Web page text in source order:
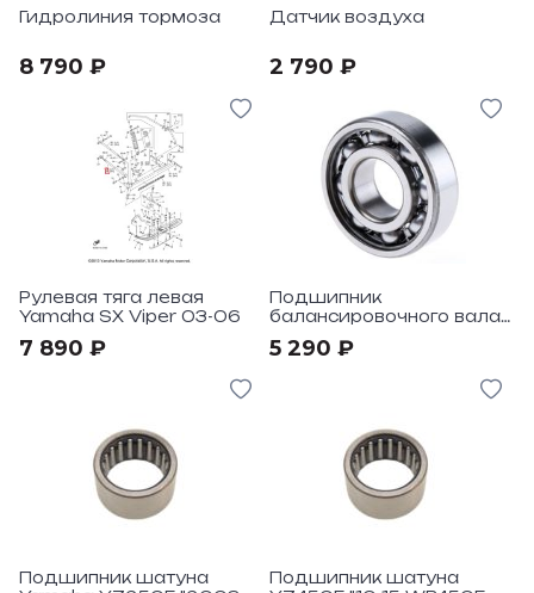
Гидролиния тормоза
8 790 ₽
Датчик воздуха
2 790 ₽
Рулевая тяга левая
Yamaha SX Viper 03-06
7 890 ₽
Подшипник
балансировочного вала
5 290 ₽
Подшипник шатуна
Подшипник шатуна